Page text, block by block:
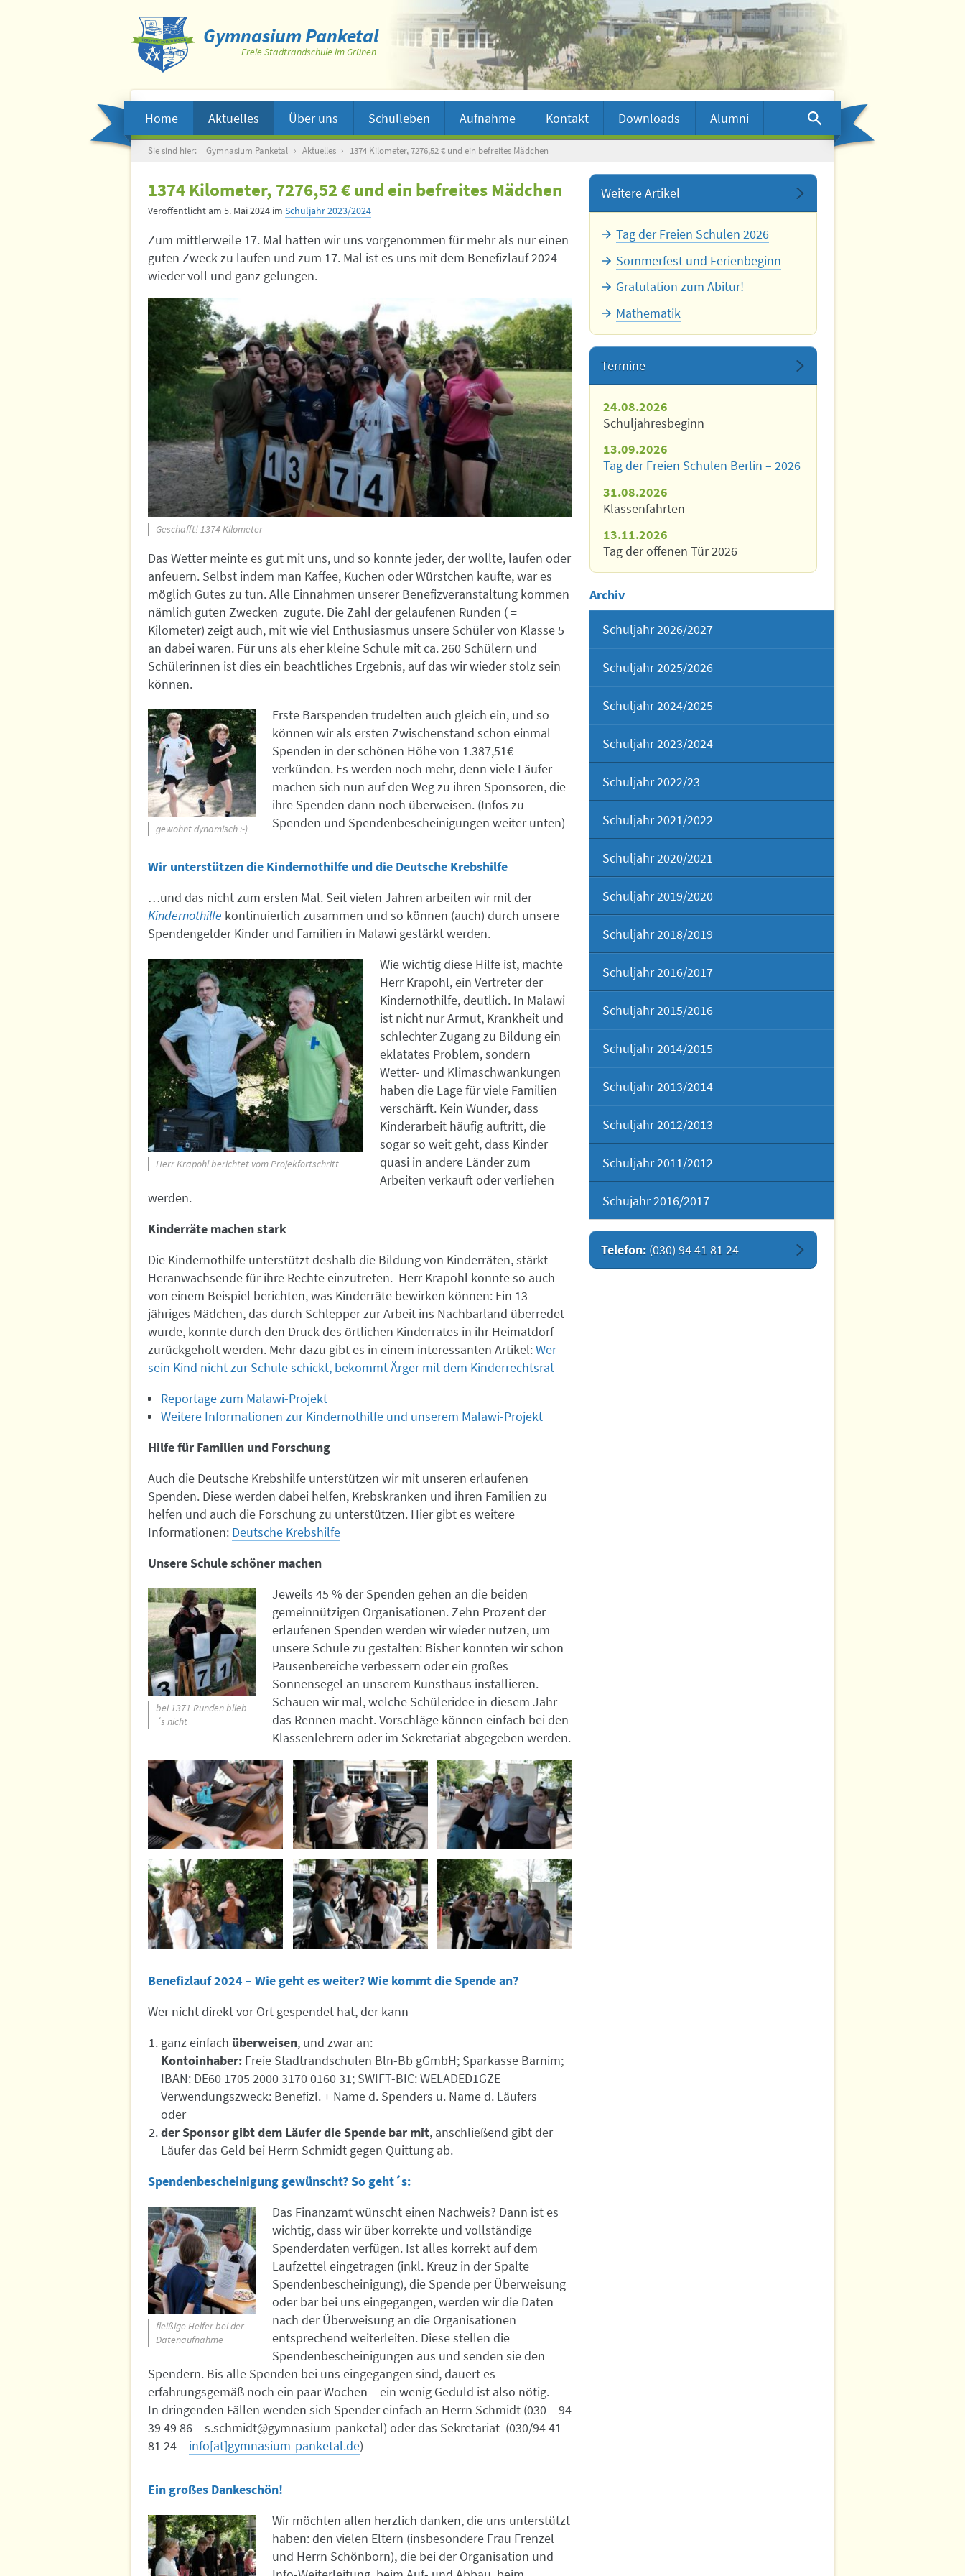
Gymnasium Panketal
Freie Stadtrandschule im Grünen
Home Aktuelles Über uns Schulleben Aufnahme Kontakt Downloads
Alumni
Suche
Sie sind hier: Gymnasium Panketal › Aktuelles › 1374 Kilometer, 7276,52 € und ein befreites Mädchen
1374 Kilometer, 7276,52 € und ein befreites Mädchen
Veröffentlicht am 5. Mai 2024 im Schuljahr 2023/2024
Zum mittlerweile 17. Mal hatten wir uns vorgenommen für mehr als nur einen
guten Zweck zu laufen und zum 17. Mal ist es uns mit dem Benefizlauf 2024
wieder voll und ganz gelungen.
Geschafft! 1374 Kilometer
Das Wetter meinte es gut mit uns, und so konnte jeder, der wollte, laufen oder
anfeuern. Selbst indem man Kaffee, Kuchen oder Würstchen kaufte, war es
möglich Gutes zu tun. Alle Einnahmen unserer Benefizveranstaltung kommen
nämlich guten Zwecken zugute. Die Zahl der gelaufenen Runden ( =
Kilometer) zeigt auch, mit wie viel Enthusiasmus unsere Schüler von Klasse 5
an dabei waren. Für uns als eher kleine Schule mit ca. 260 Schülern und
Schülerinnen ist dies ein beachtliches Ergebnis, auf das wir wieder stolz sein
können.
gewohnt dynamisch :-)
Erste Barspenden trudelten auch gleich ein, und so
können wir als ersten Zwischenstand schon einmal
Spenden in der schönen Höhe von 1.387,51€
verkünden. Es werden noch mehr, denn viele Läufer
machen sich nun auf den Weg zu ihren Sponsoren, die
ihre Spenden dann noch überweisen. (Infos zu
Spenden und Spendenbescheinigungen weiter unten)
Wir unterstützen die Kindernothilfe und die Deutsche Krebshilfe
…und das nicht zum ersten Mal. Seit vielen Jahren arbeiten wir mit der
Kindernothilfe kontinuierlich zusammen und so können (auch) durch unsere
Spendengelder Kinder und Familien in Malawi gestärkt werden.
Herr Krapohl berichtet vom Projekfortschritt
Wie wichtig diese Hilfe ist, machte
Herr Krapohl, ein Vertreter der
Kindernothilfe, deutlich. In Malawi
ist nicht nur Armut, Krankheit und
schlechter Zugang zu Bildung ein
eklatates Problem, sondern
Wetter- und Klimaschwankungen
haben die Lage für viele Familien
verschärft. Kein Wunder, dass
Kinderarbeit häufig auftritt, die
sogar so weit geht, dass Kinder
quasi in andere Länder zum
Arbeiten verkauft oder verliehen
werden.
Kinderräte machen stark
Die Kindernothilfe unterstützt deshalb die Bildung von Kinderräten, stärkt
Heranwachsende für ihre Rechte einzutreten. Herr Krapohl konnte so auch
von einem Beispiel berichten, was Kinderräte bewirken können: Ein 13-
jähriges Mädchen, das durch Schlepper zur Arbeit ins Nachbarland überredet
wurde, konnte durch den Druck des örtlichen Kinderrates in ihr Heimatdorf
zurückgeholt werden. Mehr dazu gibt es in einem interessanten Artikel:Wer
sein Kind nicht zur Schule schickt, bekommt Ärger mit dem Kinderrechtsrat
Reportage zum Malawi-Projekt
Weitere Informationen zur Kindernothilfe und unserem Malawi-Projekt
Hilfe für Familien und Forschung
Auch die Deutsche Krebshilfe unterstützen wir mit unseren erlaufenen
Spenden. Diese werden dabei helfen, Krebskranken und ihren Familien zu
helfen und auch die Forschung zu unterstützen. Hier gibt es weitere
Informationen: Deutsche Krebshilfe
Unsere Schule schöner machen
bei 1371 Runden blieb
´s nicht
Jeweils 45 % der Spenden gehen an die beiden
gemeinnützigen Organisationen. Zehn Prozent der
erlaufenen Spenden werden wir wieder nutzen, um
unsere Schule zu gestalten: Bisher konnten wir schon
Pausenbereiche verbessern oder ein großes
Sonnensegel an unserem Kunsthaus installieren.
Schauen wir mal, welche Schüleridee in diesem Jahr
das Rennen macht. Vorschläge können einfach bei den
Klassenlehrern oder im Sekretariat abgegeben werden.
Benefizlauf 2024 – Wie geht es weiter? Wie kommt die Spende an?
Wer nicht direkt vor Ort gespendet hat, der kann
ganz einfach überweisen, und zwar an:
Kontoinhaber: Freie Stadtrandschulen Bln-Bb gGmbH; Sparkasse Barnim;
IBAN: DE60 1705 2000 3170 0160 31; SWIFT-BIC: WELADED1GZE
Verwendungszweck: Benefizl. + Name d. Spenders u. Name d. Läufers
oder
der Sponsor gibt dem Läufer die Spende bar mit, anschließend gibt der
Läufer das Geld bei Herrn Schmidt gegen Quittung ab.
Spendenbescheinigung gewünscht? So geht´s:
fleißige Helfer bei der
Datenaufnahme
Das Finanzamt wünscht einen Nachweis? Dann ist es
wichtig, dass wir über korrekte und vollständige
Spenderdaten verfügen. Ist alles korrekt auf dem
Laufzettel eingetragen (inkl. Kreuz in der Spalte
Spendenbescheinigung), die Spende per Überweisung
oder bar bei uns eingegangen, werden wir die Daten
nach der Überweisung an die Organisationen
entsprechend weiterleiten. Diese stellen die
Spendenbescheinigungen aus und senden sie den
Spendern. Bis alle Spenden bei uns eingegangen sind, dauert es
erfahrungsgemäß noch ein paar Wochen – ein wenig Geduld ist also nötig.
In dringenden Fällen wenden sich Spender einfach an Herrn Schmidt (030 – 94
39 49 86 – s.schmidt@gymnasium-panketal) oder das Sekretariat (030/94 41
81 24 – info[at]gymnasium-panketal.de)
Ein großes Dankeschön!
Wir möchten allen herzlich danken, die uns unterstützt
haben: den vielen Eltern (insbesondere Frau Frenzel
und Herrn Schönborn), die bei der Organisation und
Weitere Artikel
Tag der Freien Schulen 2026
Sommerfest und Ferienbeginn
Gratulation zum Abitur!
Mathematik
Termine
24.08.2026
Schuljahresbeginn
13.09.2026
Tag der Freien Schulen Berlin – 2026
31.08.2026
Klassenfahrten
13.11.2026
Tag der offenen Tür 2026
Archiv
Schuljahr 2026/2027
Schuljahr 2025/2026
Schuljahr 2024/2025
Schuljahr 2023/2024
Schuljahr 2022/23
Schuljahr 2021/2022
Schuljahr 2020/2021
Schuljahr 2019/2020
Schuljahr 2018/2019
Schuljahr 2016/2017
Schuljahr 2015/2016
Schuljahr 2014/2015
Schuljahr 2013/2014
Schuljahr 2012/2013
Schuljahr 2011/2012
Schujahr 2016/2017
Telefon: (030) 94 41 81 24